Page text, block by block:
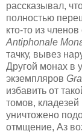
рассказывал,
полностью
кто-то из
Antiphonale
тачку, вывез
Другой монах в
экземпляров
избавить от
томов,
уничтожено
отмщение, Аз